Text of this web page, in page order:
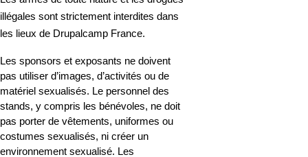
illégales sont strictement interdites dans
les lieux de Drupalcamp France.
Les sponsors et exposants ne doivent
pas utiliser d’images, d’activités ou de
matériel sexualisés. Le personnel des
stands, y compris les bénévoles, ne doit
pas porter de vêtements, uniformes ou
costumes sexualisés, ni créer un
environnement sexualisé. Les